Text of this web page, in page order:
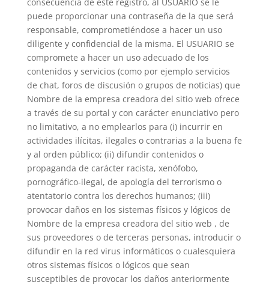
puede proporcionar una contraseña de la que será
responsable, comprometiéndose a hacer un uso
diligente y confidencial de la misma. El USUARIO se
compromete a hacer un uso adecuado de los
contenidos y servicios (como por ejemplo servicios
de chat, foros de discusión o grupos de noticias) que
Nombre de la empresa creadora del sitio web ofrece
a través de su portal y con carácter enunciativo pero
no limitativo, a no emplearlos para (i) incurrir en
actividades ilícitas, ilegales o contrarias a la buena fe
y al orden público; (ii) difundir contenidos o
propaganda de carácter racista, xenófobo,
pornográfico-ilegal, de apología del terrorismo o
atentatorio contra los derechos humanos; (iii)
provocar daños en los sistemas físicos y lógicos de
Nombre de la empresa creadora del sitio web , de
sus proveedores o de terceras personas, introducir o
difundir en la red virus informáticos o cualesquiera
otros sistemas físicos o lógicos que sean
susceptibles de provocar los daños anteriormente